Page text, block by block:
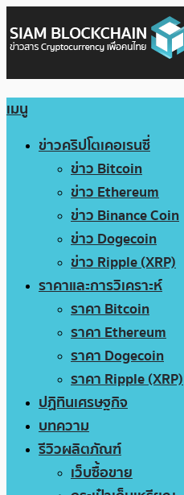
เมนู
ข่าวคริปโตเคอเรนซี่
ข่าว Bitcoin
ข่าว Ethereum
ข่าว Binance Coin
ข่าว Dogecoin
ข่าว Ripple (XRP)
ราคาและการวิเคราะห์
ราคา Bitcoin
ราคา Ethereum
ราคา Dogecoin
ราคา Ripple (XRP)
ปฏิทินเศรษฐกิจ
บทความ
รีวิวผลิตภัณฑ์
เว็บซื้อขาย